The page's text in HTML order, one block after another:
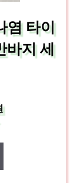
염 타이
바지 세